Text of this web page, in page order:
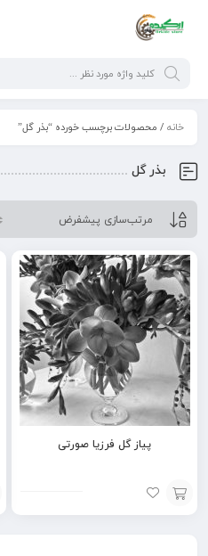
خانه / محصولات برچسب خورده “بذر گل”
بذر گل
پیاز گل فرزیا صورتی
افزودن